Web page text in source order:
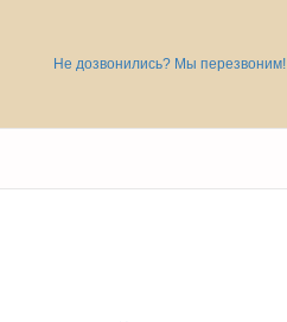
Не дозвонились? Мы перезвоним!